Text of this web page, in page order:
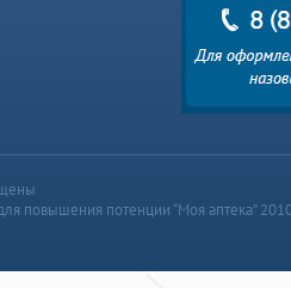
повышения потенции “Моя аптека”